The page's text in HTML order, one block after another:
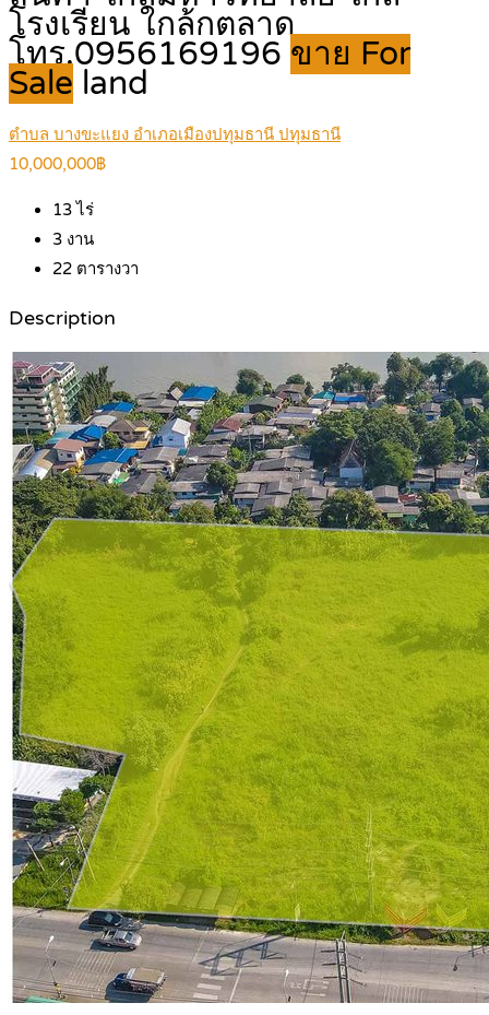
โรงเรียน ใกล้กตลาด
โทร.0956169196 ขาย For
Sale land
ตำบล บางขะแยง อำเภอเมืองปทุมธานี ปทุมธานี
10,000,000฿
13ไร่
3 งาน
22 ตารางวา
Description